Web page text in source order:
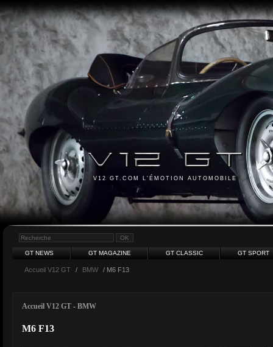
V12 GT.COM L'ÉMOTION AUTOMOBILE
GT NEWS GT MAGAZINE GT CLASSIC GT SPORT
Accueil V12 GT / BMW / M6 F13
Accueil V12 GT - BMW
M6 F13